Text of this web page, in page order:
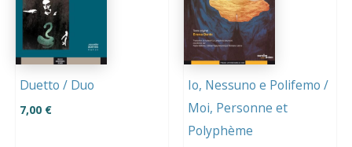
Duetto / Duo
7,00 €
Io, Nessuno e Polifemo /
Moi, Personne et
Polyphème